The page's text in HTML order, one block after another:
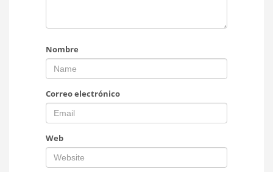
Nombre
Correo electrónico
Web